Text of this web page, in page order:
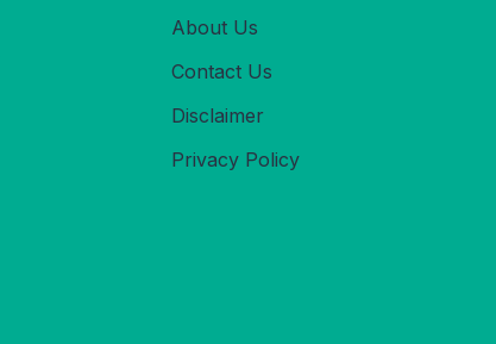
About Us
Contact Us
Disclaimer
Privacy Policy